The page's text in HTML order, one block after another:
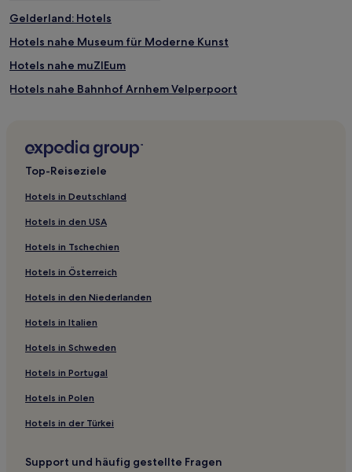
Gelderland: Hotels
Hotels nahe Museum für Moderne Kunst
Hotels nahe muZIEum
Hotels nahe Bahnhof Arnhem Velperpoort
Hotels nahe Valkhofpark
Hotels nahe St. Eusebius
Hotels nahe Museum Het Valkhof
Hotels nahe Markt
Hotels nahe Commanderie van St. Jan
Hotels nahe Nederlands Openluchtmuseum
Hotels nahe Bahnhof Nijmegen
Gemeinde Ede: Hotels
Hotels nahe Stadhuis
Stadtzentrum von Nijmegen: Hotels
Hotels nahe Grote Markt
Top-Reiseziele
Hotels in Deutschland
Hotels in den USA
Hotels in Tschechien
Hotels in Österreich
Hotels in den Niederlanden
Hotels in Italien
Hotels in Schweden
Hotels in Portugal
Hotels in Polen
Hotels in der Türkei
Support und häufig gestellte Fragen